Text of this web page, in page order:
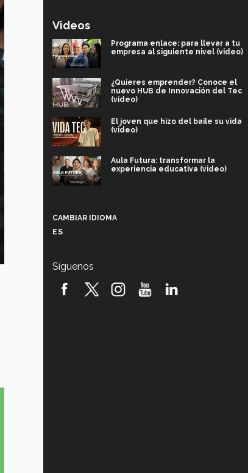
Videos
Programa enlace: para llevar a tu
empresa al siguiente nivel (video)
¿Quieres emprender? Conoce el
nuevo HUB de Innovación del Tec
(video)
El joven que hizo del baile su vida
(video)
Aula Futura: transformar la
experiencia educativa (video)
robótica FIRST 2026! (video)
CAMBIAR IDIOMA
ES
Síguenos